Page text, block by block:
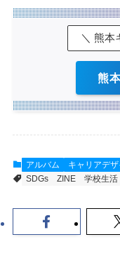
＼ 熊本
熊
アルバム
キャリアデ
SDGs
ZINE 学校生活